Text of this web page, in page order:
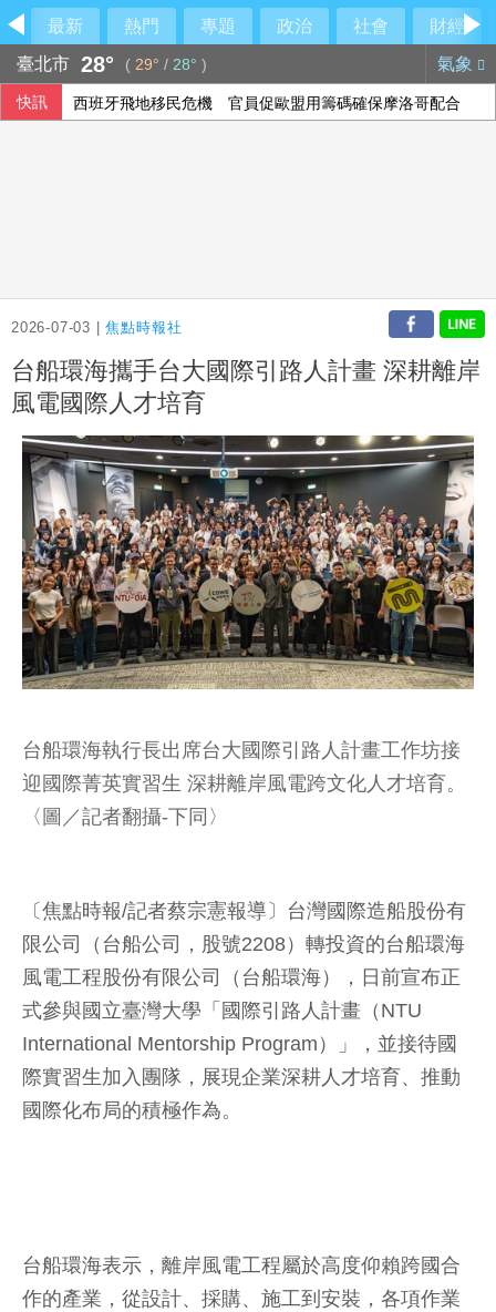
最新 熱門 專題 政治 社會
財經
臺北市 28° ( 29° / 28° ) 氣象
快訊 西班牙飛地移民危機 官員促歐盟用籌碼確保摩洛哥配合
2026-07-03 |焦點時報社
台船環海攜手台大國際引路人計畫 深耕離岸
風電國際人才培育
台船環海執行長出席台大國際引路人計畫工作坊接
迎國際菁英實習生 深耕離岸風電跨文化人才培育。
〈圖／記者翻攝-下同〉
〔焦點時報/記者蔡宗憲報導〕台灣國際造船股份有
限公司（台船公司，股號2208）轉投資的台船環海
風電工程股份有限公司（台船環海），日前宣布正
式參與國立臺灣大學「國際引路人計畫（NTU
International Mentorship Program）」，並接待國
際實習生加入團隊，展現企業深耕人才培育、推動
國際化布局的積極作為。
台船環海表示，離岸風電工程屬於高度仰賴跨國合
作的產業，從設計、採購、施工到安裝，各項作業